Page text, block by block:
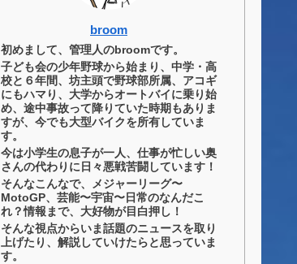
broom
初めまして、管理人のbroomです。
子ども会の少年野球から始まり、中学・高
校と６年間、坊主頭で野球部所属、アコギ
にもハマり、大学からオートバイに乗り始
め、途中事故って降りていた時期もありま
すが、今でも大型バイクを所有していま
す。
今は小学生の息子が一人、仕事が忙しい奥
さんの代わりに日々悪戦苦闘しています！
そんなこんなで、メジャーリーグ〜
MotoGP、芸能〜宇宙〜日常のなんだこ
れ？情報まで、大好物が目白押し！
そんな視点からいま話題のニュースを取り
上げたり、解説していけたらと思っていま
す。